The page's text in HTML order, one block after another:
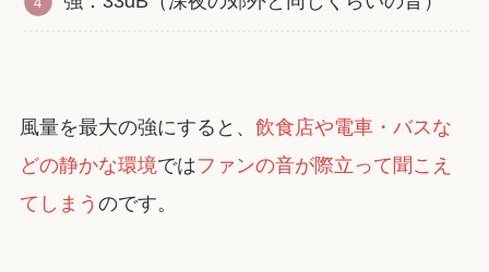
風量を最大の強にすると、 飲食店や電車・バスな
どの静かな環境ではファンの音が際立って聞こえ
てしまう のです。